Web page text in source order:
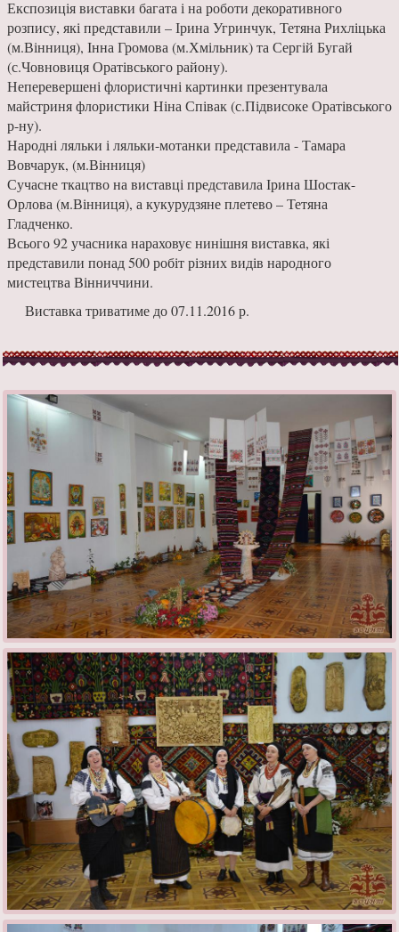
Експозиція виставки багата і на роботи декоративного
розпису, які представили – Ірина Угринчук, Тетяна Рихліцька
(м.Вінниця), Інна Громова (м.Хмільник) та Сергій Бугай
(с.Човновиця Оратівського району).
Неперевершені флористичні картинки презентувала
майстриня флористики Ніна Співак (с.Підвисоке Оратівського
р-ну).
Народні ляльки і ляльки-мотанки представила - Тамара
Вовчарук, (м.Вінниця)
Сучасне ткацтво на виставці представила Ірина Шостак-
Орлова (м.Вінниця), а кукурудзяне плетево – Тетяна
Гладченко.
Всього 92 учасника нараховує нинішня виставка, які
представили понад 500 робіт різних видів народного
мистецтва Вінниччини.
Виставка триватиме до 07.11.2016 р.